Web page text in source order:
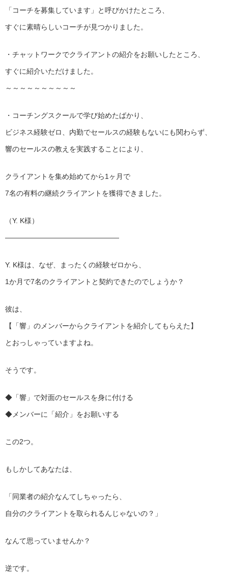
「コーチを募集しています」と呼びかけたところ、
すぐに素晴らしいコーチが見つかりました。
・チャットワークでクライアントの紹介をお願いしたところ、
すぐに紹介いただけました。
～～～～～～～～～～
・コーチングスクールで学び始めたばかり、
ビジネス経験ゼロ、内勤でセールスの経験もないにも関わらず、
響のセールスの教えを実践することにより、
クライアントを集め始めてから1ヶ月で
7名の有料の継続クライアントを獲得できました。
（Y. K様）
————————————————
Y. K様は、なぜ、まったくの経験ゼロから、
1か月で7名のクライアントと契約できたのでしょうか？
彼は、
【「響」のメンバーからクライアントを紹介してもらえた】
とおっしゃっていますよね。
そうです。
◆「響」で対面のセールスを身に付ける
◆メンバーに「紹介」をお願いする
この2つ。
もしかしてあなたは、
「同業者の紹介なんてしちゃったら、
自分のクライアントを取られるんじゃないの？」
なんて思っていませんか？
逆です。